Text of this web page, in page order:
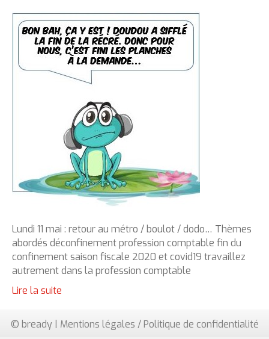
Lundi 11 mai : retour au métro / boulot / dodo… Thèmes
abordés déconfinement profession comptable fin du
confinement saison fiscale 2020 et covid19 travaillez
autrement dans la profession comptable
Lire la suite
© bready | Mentions légales / Politique de confidentialité